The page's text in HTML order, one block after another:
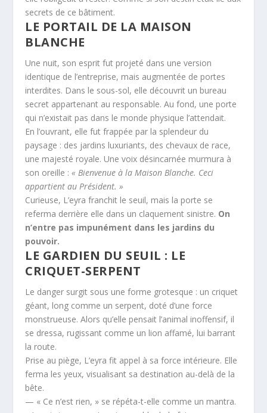
secrets de ce bâtiment.
LE PORTAIL DE LA MAISON
BLANCHE
Une nuit, son esprit fut projeté dans une version
identique de l’entreprise, mais augmentée de portes
interdites. Dans le sous-sol, elle découvrit un bureau
secret appartenant au responsable. Au fond, une porte
qui n’existait pas dans le monde physique l’attendait.
En l’ouvrant, elle fut frappée par la splendeur du
paysage : des jardins luxuriants, des chevaux de race,
une majesté royale. Une voix désincarnée murmura à
son oreille :« Bienvenue à la Maison Blanche. Ceci
appartient au Président. »
Curieuse, L’eyra franchit le seuil, mais la porte se
referma derrière elle dans un claquement sinistre. On
n’entre pas impunément dans les jardins du
pouvoir.
LE GARDIEN DU SEUIL : LE
CRIQUET-SERPENT
Le danger surgit sous une forme grotesque : un criquet
géant, long comme un serpent, doté d’une force
monstrueuse. Alors qu’elle pensait l’animal inoffensif, il
se dressa, rugissant comme un lion affamé, lui barrant
la route.
Prise au piège, L’eyra fit appel à sa force intérieure. Elle
ferma les yeux, visualisant sa destination au-delà de la
bête.
— « Ce n’est rien, » se répéta-t-elle comme un mantra.